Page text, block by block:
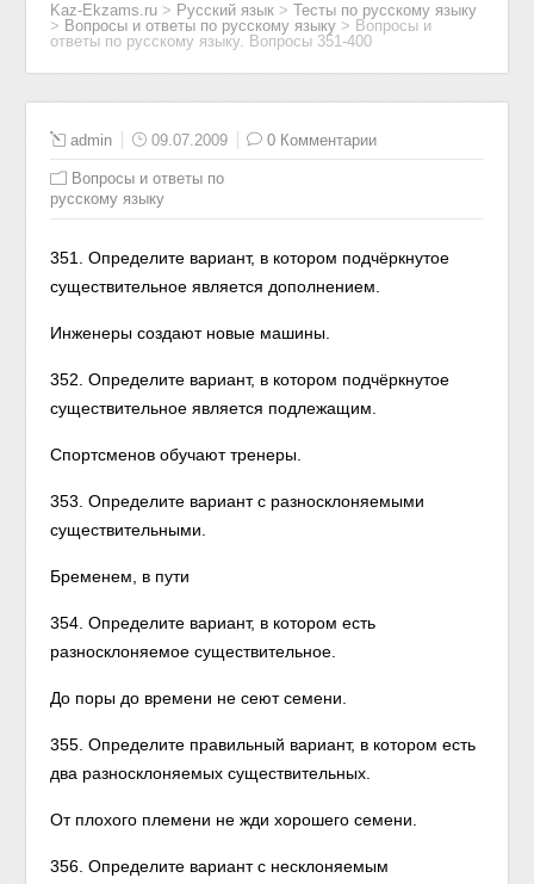
Kaz-Ekzams.ru > Русский язык >Тесты по русскому языку
> Вопросы и ответы по русскому языку > Вопросы и
ответы по русскому языку. Вопросы 351-400
admin 09.07.2009 0 Комментарии
Вопросы и ответы по
русскому языку
351. Определите вариант, в котором подчёркнутое
существительное является дополнением.
Инженеры создают новые машины.
352. Определите вариант, в котором подчёркнутое
существительное является подлежащим.
Спортсменов обучают тренеры.
353. Определите вариант с разносклоняемыми
существительными.
Бременем, в пути
354. Определите вариант, в котором есть
разносклоняемое существительное.
До поры до времени не сеют семени.
355. Определите правильный вариант, в котором есть
два разносклоняемых существительных.
От плохого племени не жди хорошего семени.
356. Определите вариант с несклоняемым